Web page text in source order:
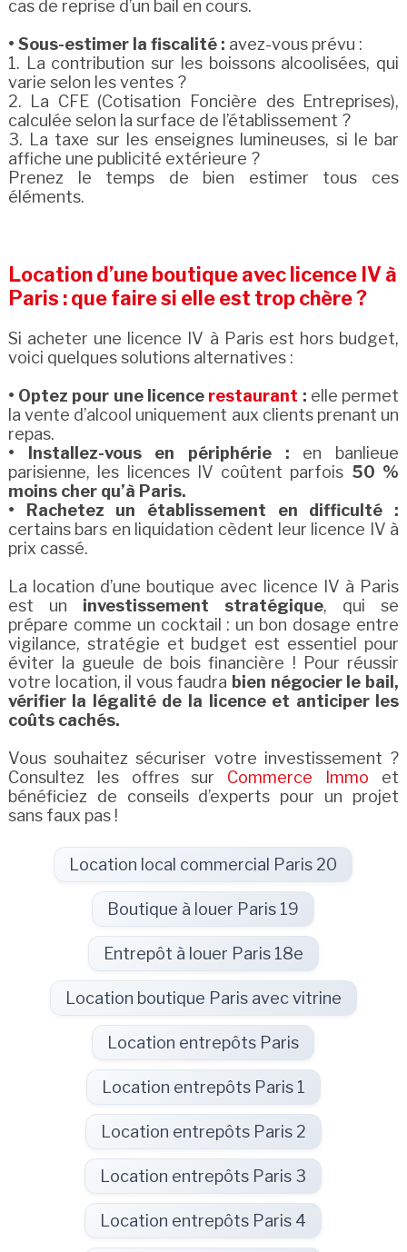
cas de reprise d’un bail en cours.
• Sous-estimer la fiscalité : avez-vous prévu :
1. La contribution sur les boissons alcoolisées, qui
varie selon les ventes ?
2. La CFE (Cotisation Foncière des Entreprises),
calculée selon la surface de l’établissement ?
3. La taxe sur les enseignes lumineuses, si le bar
affiche une publicité extérieure ?
Prenez le temps de bien estimer tous ces
éléments.
Location d’une boutique avec licence IV à
Paris : que faire si elle est trop chère ?
Si acheter une licence IV à Paris est hors budget,
voici quelques solutions alternatives :
• Optez pour une licence restaurant : elle permet
la vente d’alcool uniquement aux clients prenant un
repas.
• Installez-vous en périphérie : en banlieue
parisienne, les licences IV coûtent parfois 50 %
moins cher qu’à Paris.
• Rachetez un établissement en difficulté :
certains bars en liquidation cèdent leur licence IV à
prix cassé.
La location d’une boutique avec licence IV à Paris
est un investissement stratégique, qui se
prépare comme un cocktail : un bon dosage entre
vigilance, stratégie et budget est essentiel pour
éviter la gueule de bois financière ! Pour réussir
votre location, il vous faudra bien négocier le bail,
vérifier la légalité de la licence et anticiper les
coûts cachés.
Vous souhaitez sécuriser votre investissement ?
Consultez les offres sur Commerce Immo et
bénéficiez de conseils d’experts pour un projet
sans faux pas !
Location local commercial Paris 20
Boutique à louer Paris 19
Entrepôt à louer Paris 18e
Location boutique Paris avec vitrine
Location entrepôts Paris
Location entrepôts Paris 1
Location entrepôts Paris 2
Location entrepôts Paris 3
Location entrepôts Paris 4